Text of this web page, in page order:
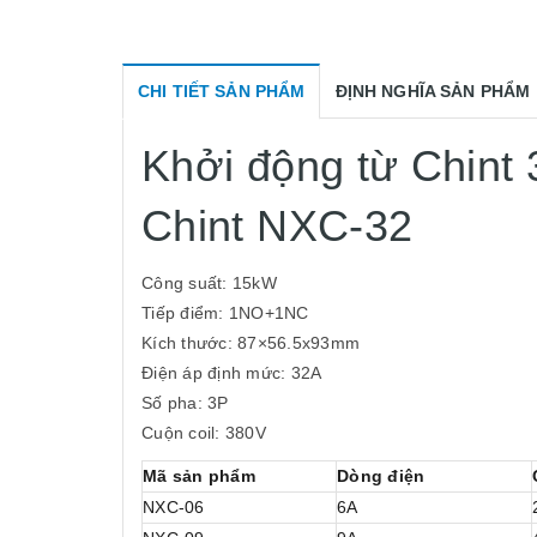
CHI TIẾT SẢN PHẨM ĐỊNH NGHĨA SẢN PHẨM
Khởi động từ Chint
Chint NXC-32
Công suất: 15kW
Tiếp điểm: 1NO+1NC
Kích thước: 87×56.5x93mm
Điện áp định mức: 32A
Số pha: 3P
Cuộn coil: 380V
Mã sản phẩm Dòng điện
NXC-06
6A